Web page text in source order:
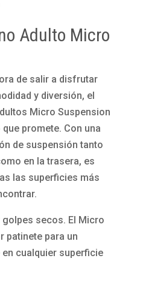
Adulto Micro
de salir a disfrutar
y diversión, el
Micro Suspension
promete. Con una
de suspensión tanto
en la trasera, es
las superficies más
secos. El Micro
patinete para un
cualquier superficie